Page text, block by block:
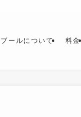
ールについて 料金